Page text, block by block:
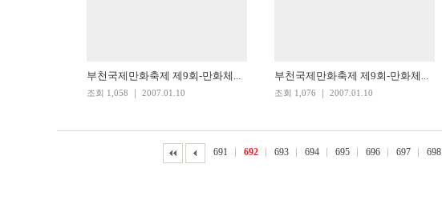
부천국제만화축제 제9회-만화체...
조회 1,058 ｜ 2007.01.10
부천국제만화축제 제9회-만화체...
조회 1,076 ｜ 2007.01.10
691 692 693 694 695 696 697 698